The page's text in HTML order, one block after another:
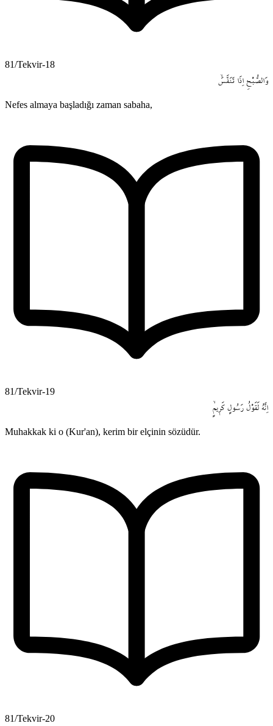
81/Tekvir-18
وَالصُّبْحِ اِذَا تَنَفَّسَۙ
Nefes almaya başladığı zaman sabaha,
81/Tekvir-19
اِنَّهُ لَقَوْلُ رَسُولٍ كَر۪يمٍۙ
Muhakkak ki o (Kur'an), kerim bir elçinin sözüdür.
81/Tekvir-20